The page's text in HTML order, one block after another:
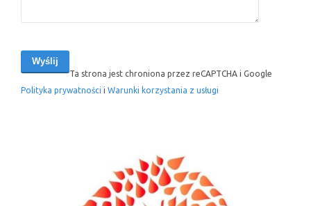
Ta strona jest chroniona przez reCAPTCHA i Google
Polityka prywatności i Warunki korzystania z usługi